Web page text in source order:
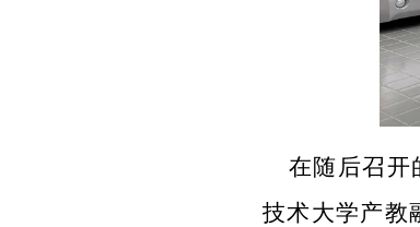
在随后召开
技术大学产教